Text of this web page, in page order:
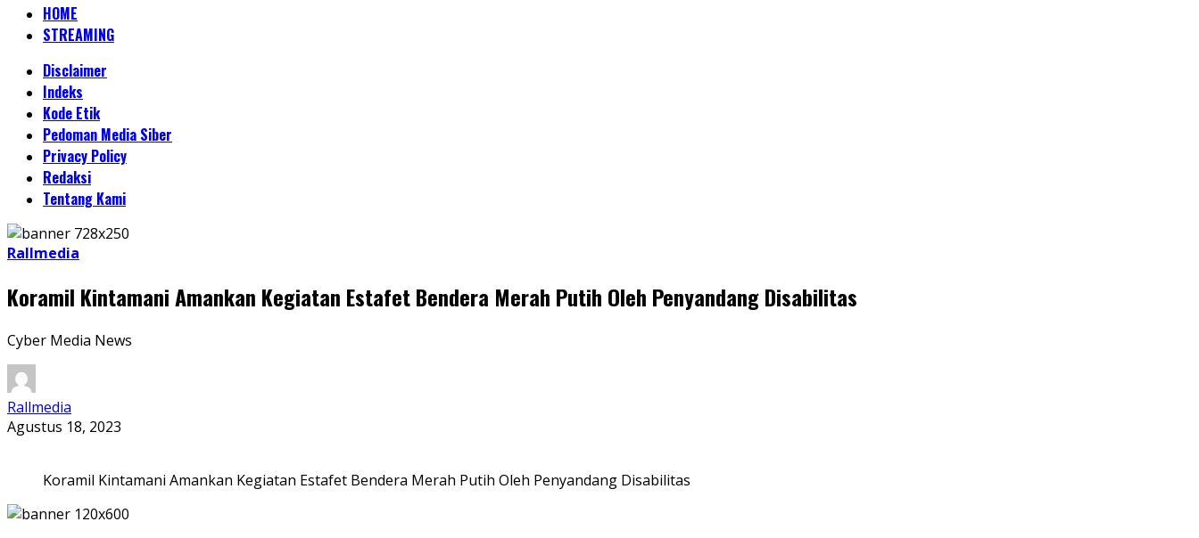
HOME
STREAMING
Disclaimer
Indeks
Kode Etik
Pedoman Media Siber
Privacy Policy
Redaksi
Tentang Kami
Rallmedia
Koramil Kintamani Amankan Kegiatan Estafet Bendera Merah Putih Oleh Penyandang Disabilitas
Cyber Media News
Rallmedia
Agustus 18, 2023
Koramil Kintamani Amankan Kegiatan Estafet Bendera Merah Putih Oleh Penyandang Disabilitas